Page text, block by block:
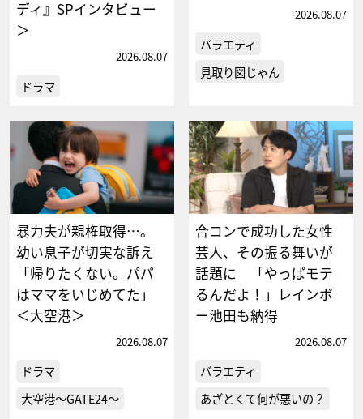
ディ』SPインタビュー
＞
2026.08.07
ドラマ
2026.08.07
バラエティ
見取り図じゃん
暴力夫が親権取得…。
幼い息子が切実な訴え
「帰りたくない。パパ
はママをいじめてた」
＜大空港＞
2026.08.07
ドラマ
大空港～GATE24～
合コンで成功した女性
芸人、その振る舞いが
話題に 「やっぱモテ
るんだよ！」レインボ
ー池田も納得
2026.08.07
バラエティ
あざとくて何が悪いの？